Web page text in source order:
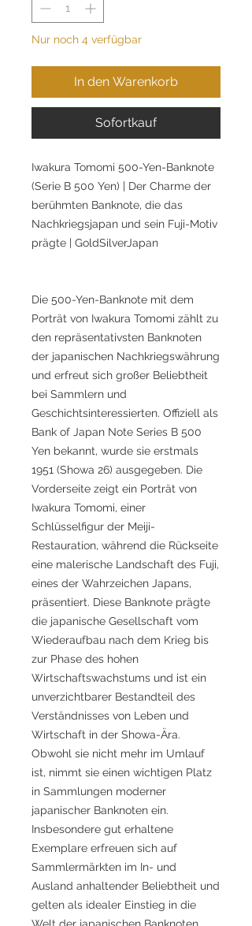
Nur noch 4 verfügbar
In den Warenkorb
Sofortkauf
Iwakura Tomomi 500-Yen-Banknote
(Serie B 500 Yen) | Der Charme der
berühmten Banknote, die das
Nachkriegsjapan und sein Fuji-Motiv
prägte | GoldSilverJapan
Die 500-Yen-Banknote mit dem
Porträt von Iwakura Tomomi zählt zu
den repräsentativsten Banknoten
der japanischen Nachkriegswährung
und erfreut sich großer Beliebtheit
bei Sammlern und
Geschichtsinteressierten. Offiziell als
Bank of Japan Note Series B 500
Yen bekannt, wurde sie erstmals
1951 (Showa 26) ausgegeben. Die
Vorderseite zeigt ein Porträt von
Iwakura Tomomi, einer
Schlüsselfigur der Meiji-
Restauration, während die Rückseite
eine malerische Landschaft des Fuji,
eines der Wahrzeichen Japans,
präsentiert. Diese Banknote prägte
die japanische Gesellschaft vom
Wiederaufbau nach dem Krieg bis
zur Phase des hohen
Wirtschaftswachstums und ist ein
unverzichtbarer Bestandteil des
Verständnisses von Leben und
Wirtschaft in der Showa-Ära.
Obwohl sie nicht mehr im Umlauf
ist, nimmt sie einen wichtigen Platz
in Sammlungen moderner
japanischer Banknoten ein.
Insbesondere gut erhaltene
Exemplare erfreuen sich auf
Sammlermärkten im In- und
Ausland anhaltender Beliebtheit und
gelten als idealer Einstieg in die
Welt der japanischen Banknoten.